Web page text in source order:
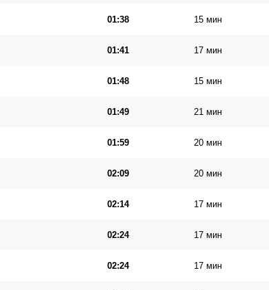
01:38 15 мин
01:41 17 мин
01:48 15 мин
01:49 21 мин
01:59 20 мин
02:09 20 мин
02:14 17 мин
02:24 17 мин
02:24 17 мин